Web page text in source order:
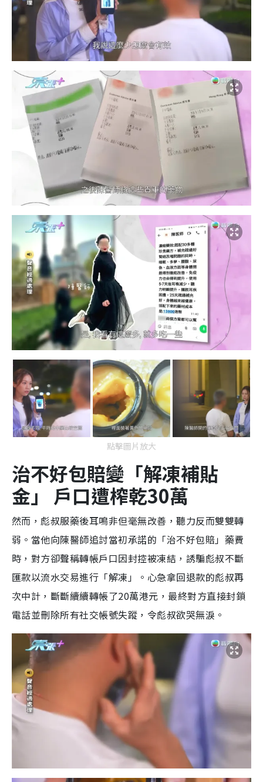
點擊圖片放大
治不好包賠變「解凍補貼
金」 戶口遭榨乾30萬
然而，彪叔服藥後耳鳴非但毫無改善，聽力反而雙雙轉
弱。當他向陳醫師追討當初承諾的「治不好包賠」藥費
時，對方卻聲稱轉帳戶口因封控被凍結，誘騙彪叔不斷
匯款以流水交易進行「解凍」。心急拿回退款的彪叔再
次中計，斷斷續續轉帳了20萬港元，最終對方直接封鎖
電話並刪除所有社交帳號失蹤，令彪叔欲哭無淚。